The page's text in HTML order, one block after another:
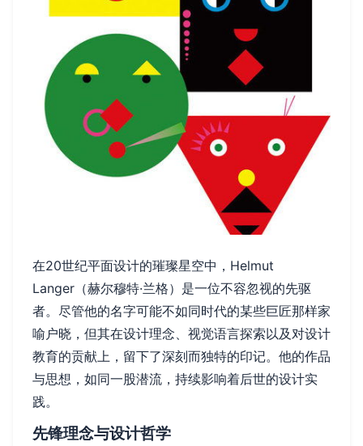
在20世纪平面设计的璀璨星空中，Helmut
Langer（赫尔穆特·兰格）是一位不容忽视的先驱
者。尽管他的名字可能不如同时代的某些巨匠那样家
喻户晓，但其在设计理念、视觉语言探索以及对设计
教育的贡献上，留下了深刻而独特的印记。他的作品
与思想，如同一股潜流，持续影响着后世的设计实
践。
先锋理念与设计哲学